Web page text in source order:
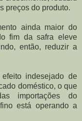
preços do produto.
ainda maior do
fim da safra eleve
então, reduzir a
indesejado de
doméstico, o que
importações do
está operando a